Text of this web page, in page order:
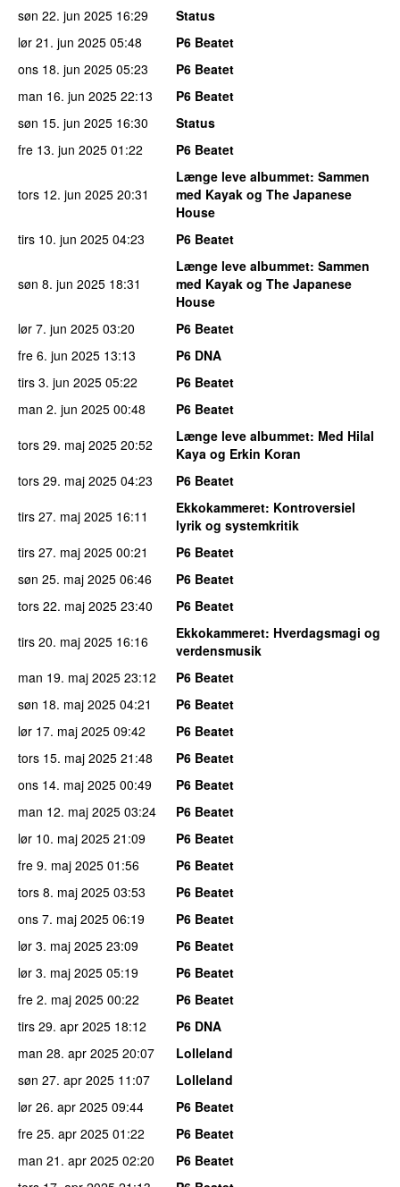
søn 22. jun 2025 16:29
Status
lør 21. jun 2025 05:48
P6 Beatet
ons 18. jun 2025 05:23
P6 Beatet
man 16. jun 2025 22:13
P6 Beatet
søn 15. jun 2025 16:30
Status
fre 13. jun 2025 01:22 P6 Beatet
tors 12. jun 2025 20:31
Længe leve albummet: Sammen
med Kayak og The Japanese
House
tirs 10. jun 2025 04:23 P6 Beatet
søn 8. jun 2025 18:31
Længe leve albummet: Sammen
med Kayak og The Japanese
House
lør 7. jun 2025 03:20
P6 Beatet
fre 6. jun 2025 13:13
P6 DNA
tirs 3. jun 2025 05:22
P6 Beatet
man 2. jun 2025 00:48
P6 Beatet
tors 29. maj 2025 20:52 Længe leve albummet: Med Hilal
Kaya og Erkin Koran
tors 29. maj 2025 04:23
P6 Beatet
tirs 27. maj 2025 16:11 Ekkokammeret: Kontroversiel
lyrik og systemkritik
tirs 27. maj 2025 00:21
P6 Beatet
søn 25. maj 2025 06:46
P6 Beatet
tors 22. maj 2025 23:40
P6 Beatet
tirs 20. maj 2025 16:16 Ekkokammeret: Hverdagsmagi og
verdensmusik
man 19. maj 2025 23:12
P6 Beatet
søn 18. maj 2025 04:21
P6 Beatet
lør 17. maj 2025 09:42
P6 Beatet
tors 15. maj 2025 21:48
P6 Beatet
ons 14. maj 2025 00:49
P6 Beatet
man 12. maj 2025 03:24
P6 Beatet
lør 10. maj 2025 21:09
P6 Beatet
fre 9. maj 2025 01:56
P6 Beatet
tors 8. maj 2025 03:53
P6 Beatet
ons 7. maj 2025 06:19
P6 Beatet
lør 3. maj 2025 23:09
P6 Beatet
lør 3. maj 2025 05:19
P6 Beatet
fre 2. maj 2025 00:22
P6 Beatet
tirs 29. apr 2025 18:12
P6 DNA
man 28. apr 2025 20:07
Lolleland
søn 27. apr 2025 11:07
Lolleland
lør 26. apr 2025 09:44
P6 Beatet
fre 25. apr 2025 01:22
P6 Beatet
man 21. apr 2025 02:20
P6 Beatet